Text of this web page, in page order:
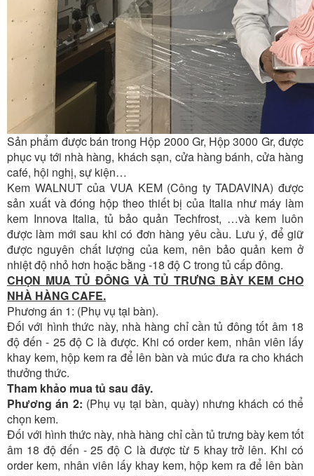
Sản phẩm được bán trong Hộp 2000 Gr, Hộp 3000 Gr, được
phục vụ tới nhà hàng, khách sạn, cửa hàng bánh, cửa hàng
café, hội nghị, sự kiện…
Kem WALNUT của VUA KEM (Công ty TADAVINA) được
sản xuất và đóng hộp theo thiết bị của Italia như máy làm
kem Innova Italia, tủ bảo quản Techfrost, …và kem luôn
được làm mới sau khi có đơn hàng yêu cầu. Lưu ý, để giữ
được nguyên chất lượng của kem, nên bảo quản kem ở
nhiệt độ nhỏ hơn hoặc bằng -18 độ C trong tủ cấp đông.
CHỌN MUA TỦ ĐÔNG VÀ TỦ TRƯNG BÀY KEM CHO
NHÀ HÀNG CAFE.
Phương án 1: (Phụ vụ tại bàn).
Đối với hình thức này, nhà hàng chỉ cần tủ đông tốt âm 18
độ đến - 25 độ C là được. Khi có order kem, nhân viên lấy
khay kem, hộp kem ra để lên bàn và múc đưa ra cho khách
thưởng thức.
Tham khảo mua tủ sau đây.
Phương án 2: (Phụ vụ tại bàn, quày) nhưng khách có thể
chọn kem.
Đối với hình thức này, nhà hàng chỉ cần tủ trưng bày kem tốt
âm 18 độ đến - 25 độ C là được từ 5 khay trở lên. Khi có
order kem, nhân viên lấy khay kem, hộp kem ra để lên bàn